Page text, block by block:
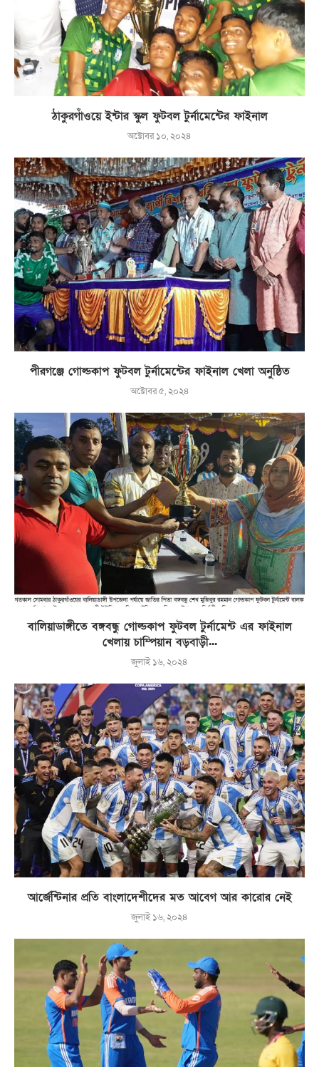
ঠাকুরগাঁওয়ে ইন্টার স্কুল ফুটবল টুর্নামেন্টের ফাইনাল
অক্টোবর ১০, ২০২৪
পীরগঞ্জে গোল্ডকাপ ফুটবল টুর্নামেন্টের ফাইনাল খেলা অনুষ্ঠিত
অক্টোবর ৫, ২০২৪
বালিয়াডাঙ্গীতে বঙ্গবন্ধু গোল্ডকাপ ফুটবল টুর্নামেন্ট এর ফাইনাল
খেলায় চাম্পিয়ান বড়বাড়ী...
জুলাই ১৬, ২০২৪
আর্জেন্টিনার প্রতি বাংলাদেশীদের মত আবেগ আর কারোর নেই
জুলাই ১৬, ২০২৪